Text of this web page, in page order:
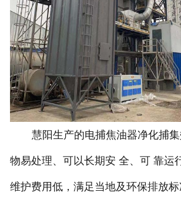
慧阳生产的电捕焦油器净化捕
物易处理、可以长期安 全、可 靠运
维护费用低，满足当地及环保排放标